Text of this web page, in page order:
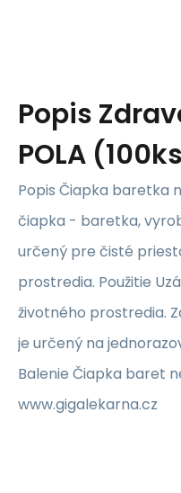
Popis
POLA
Popis Čiapka baretka
čiapka - baretka,
určený pre čisté
prostredia. Použitie
životného prostredia.
je určený na
Balenie Čiapka baret
www.gigalekarna.cz